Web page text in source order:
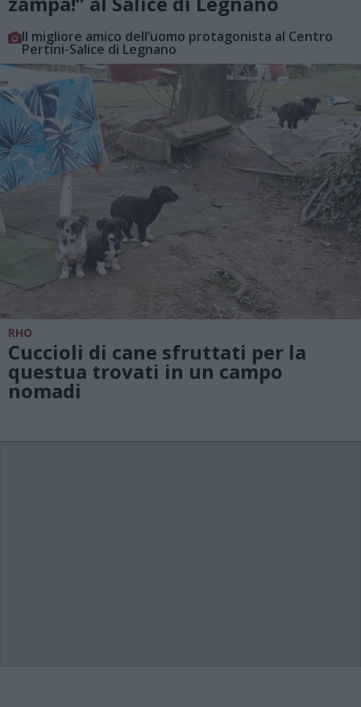
Il migliore amico dell’uomo protagonista al Centro
Pertini-Salice di Legnano
RHO
Cuccioli di cane sfruttati per la
questua trovati in un campo
nomadi